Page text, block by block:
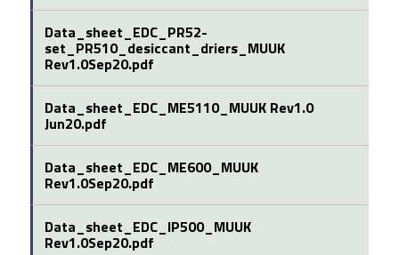
Data_sheet_EDC_PR52-
set_PR510_desiccant_driers_MUUK
Rev1.0Sep20.pdf
Data_sheet_EDC_ME5110_MUUK Rev1.0
Jun20.pdf
Data_sheet_EDC_ME600_MUUK
Rev1.0Sep20.pdf
Data_sheet_EDC_IP500_MUUK
Rev1.0Sep20.pdf